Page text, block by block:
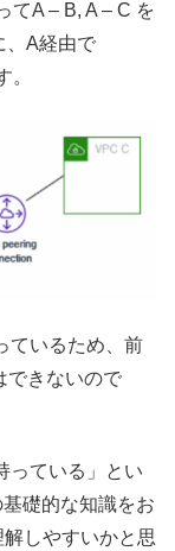
てA – B, A – C を
、A経由で
ているため、前
きないので
っている」とい
礎的な知識をお
しやすいかと思